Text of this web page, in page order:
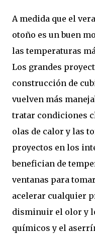
A medida que el
otoño es un buen
las temperaturas
Los grandes
construcción de
vuelven más
tratar condiciones
olas de calor y las
proyectos en los
benefician de
ventanas para
acelerar cualquier
disminuir el olor y
químicos y el